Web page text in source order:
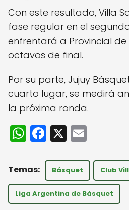
Con este resultado, Villa
fase regular en el
enfrentará a Provincial de
octavos de final.
Por su parte, Jujuy
cuarto lugar, se medirá
la próxima ronda.
W
h
a
ts
A
F
a
c
e
b
X
ai
l
Básquet Club
Liga Argentina de Básquet